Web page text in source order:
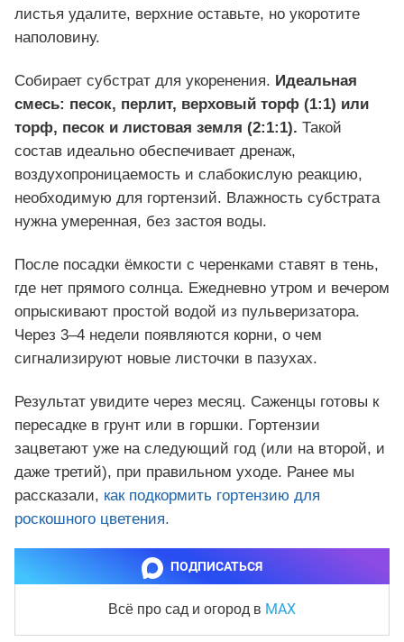
листья удалите, верхние оставьте, но укоротите
наполовину.
Собирает субстрат для укоренения. Идеальная
смесь: песок, перлит, верховый торф (1:1) или
торф, песок и листовая земля (2:1:1). Такой
состав идеально обеспечивает дренаж,
воздухопроницаемость и слабокислую реакцию,
необходимую для гортензий. Влажность субстрата
нужна умеренная, без застоя воды.
После посадки ёмкости с черенками ставят в тень,
где нет прямого солнца. Ежедневно утром и вечером
опрыскивают простой водой из пульверизатора.
Через 3–4 недели появляются корни, о чем
сигнализируют новые листочки в пазухах.
Результат увидите через месяц. Саженцы готовы к
пересадке в грунт или в горшки. Гортензии
зацветают уже на следующий год (или на второй, и
даже третий), при правильном уходе. Ранее мы
рассказали, как подкормить гортензию для
роскошного цветения.
ПОДПИСАТЬСЯ
Всё про сад и огород в MAX